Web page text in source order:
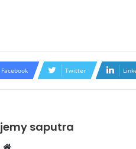
Facebook Twitter
jemy saputra
Website